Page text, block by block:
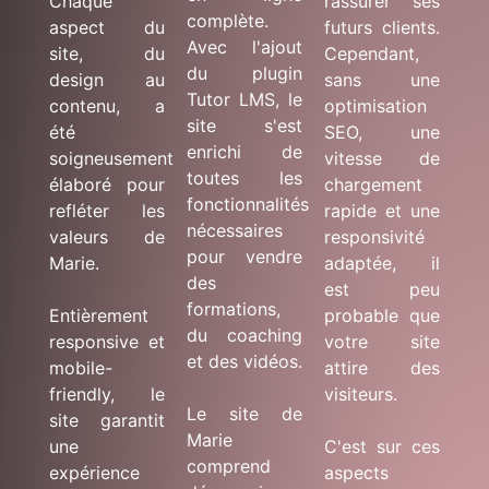
aspect du
site, du
design au
contenu, a
été
soigneusement
élaboré pour
refléter les
valeurs de
Marie.
Entièrement
responsive et
mobile-
friendly, le
site garantit
une
expérience
complète.
Avec l'ajout
du plugin
Tutor LMS, le
site s'est
enrichi de
toutes les
fonctionnalités
nécessaires
pour vendre
des
formations,
du coaching
et des vidéos.
Le site de
Marie
comprend
futurs clients.
Cependant,
sans une
optimisation
SEO, une
vitesse de
chargement
rapide et une
responsivité
adaptée, il
est peu
probable que
votre site
attire des
visiteurs.
C'est sur ces
aspects